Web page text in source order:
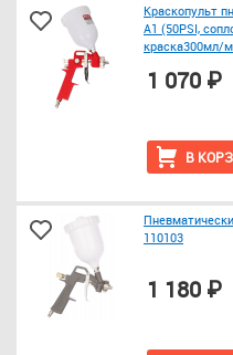
Краскопульт
A1 (50PSI,
краска300мл/
В
1 070 ₽
110103
1 180 ₽